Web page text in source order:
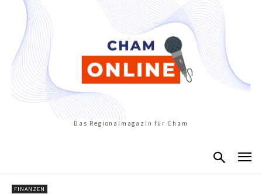
Das Regionalmagazin für Cham
FINANZEN